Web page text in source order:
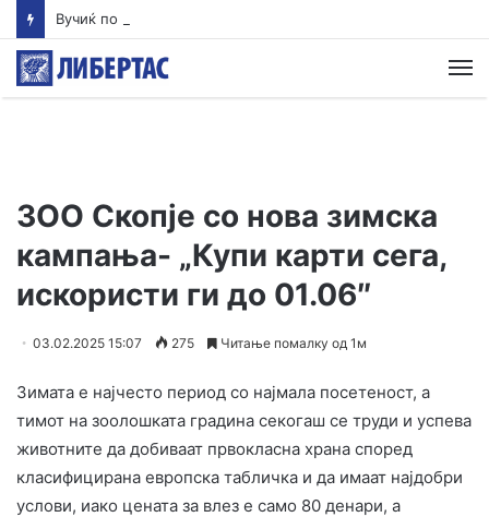
ЗОО Скопје со нова зимска
кампања- „Купи карти сега,
искористи ги до 01.06″
03.02.2025 15:07 275 Читање помалку од 1м
Зимата е најчесто период со најмала посетеност, а
тимот на зоолошката градина секогаш се труди и успева
животните да добиваат првокласна храна според
класифицирана европска табличка и да имаат најдобри
услови, иако цената за влез е само 80 денари, а